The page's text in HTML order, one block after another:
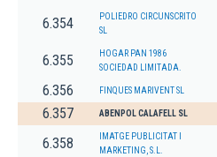
6.354
POLIEDRO CIRCUNSCRITO
SL
6.355
HOGAR PAN 1986
SOCIEDAD LIMITADA.
6.356 FINQUES MARIVENT SL
6.357 ABENPOL CALAFELL SL
6.358
IMATGE PUBLICITAT I
MARKETING, S.L.